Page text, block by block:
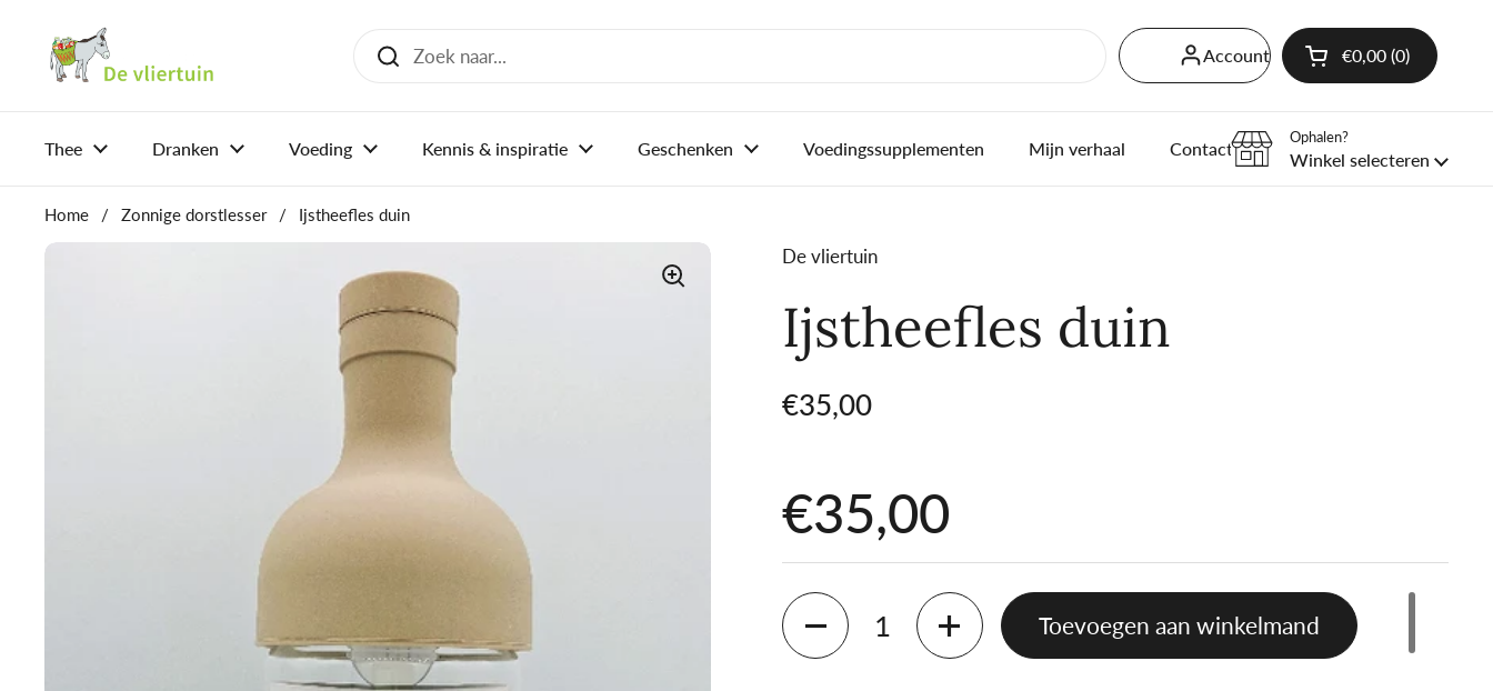
Account Winkelwagentje
Winkelmand
€0,00 0
producten in je
Thee Dranken Voeding Kennis & inspiratie Geschenken Voedingssupplementen Mijn verhaal Contact Verkooppunten thee
Ophalen?
Winkel selecteren
Home / Zonnige dorstlesser / Ijstheefles duin
De vliertuin
Ijstheefles duin
Prijs:
€35,00
Prijs:
€35,00
Aantal
Toevoegen aan winkelmand